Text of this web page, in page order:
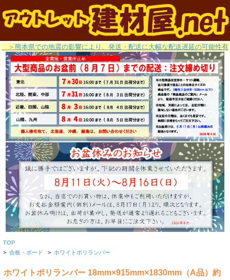
＞熊本県での地震の影響により、発送・配送に大幅な配送遅延の可能性有
TOP
> 合板・ボード > ホワイトポリランバー
ホワイトポリランバー 18mm×915mm×1830mm（A品）約